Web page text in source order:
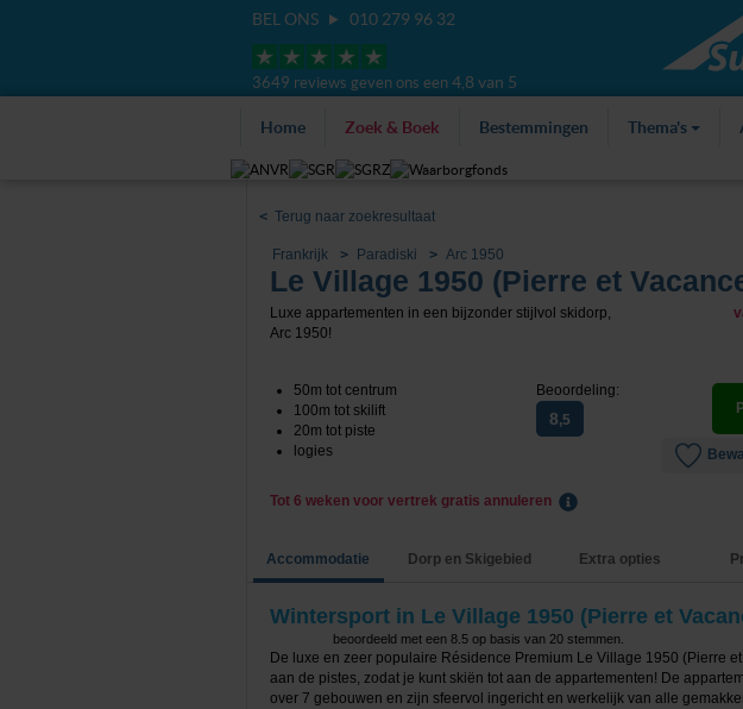
BEL ONS 010 279 96 32
3649 reviews geven ons een 4,8 van 5
Home Zoek & Boek Bestemmingen Thema's
<Terug naar zoekresultaat
Frankrijk Paradiski Arc 1950
Le Village 1950 (Pierre et
Luxe appartementen in een bijzonder stijlvol skidorp,
Arc 1950!
50m tot centrum
100m tot skilift
20m tot piste
logies
Beoordeling:
8,5
Tot 6 weken voor vertrek gratis annuleren
Accommodatie Dorp en Skigebied Extra opties
Wintersport in Le Village 1950 (Pierre et
beoordeeld met een 8.5op basis van 20stemmen.
De luxe en zeer populaire Résidence Premium Le Village 1950 (Pierre
aan de pistes, zodat je kunt skiën tot aan de appartementen! De
over 7 gebouwen en zijn sfeervol ingericht en werkelijk van alle